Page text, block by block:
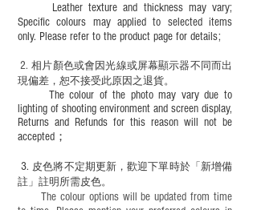
Leather texture and thickness may vary;
Specific colours may applied to selected items
only. Please refer to the product page for details;
​2.相片顏色或會因光線或屏幕顯示器不同而出
現偏差，恕不接受此原因之退貨。
The colour of the photo may vary due to
lighting of shooting environment and screen display,
Returns and Refunds for this reason will not be
accepted；
3. 皮色將不定期更新，歡迎下單時於「新增備
註」註明 所需皮色。
The colour options will be updated from time